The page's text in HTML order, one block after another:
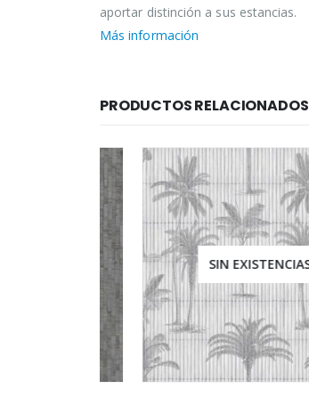
aportar distinción a sus estancias.
Más información
PRODUCTOS RELACIONADOS
SIN EXISTENCIAS